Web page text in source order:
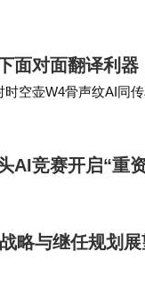
献度是实现薪酬
膜。相比之下，苹果
面对面翻译利器
空壶W4骨声纹AI同
持蓝牙无线连接，我
AI竞赛开启“重
略与继任规划